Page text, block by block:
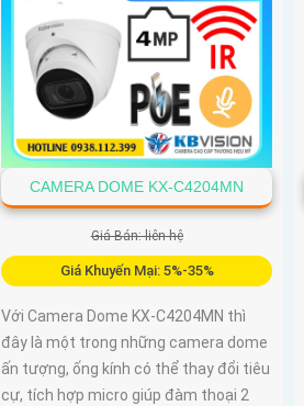
CAMERA DOME KX-C4204MN
Giá Bán: liên hệ
Giá Khuyến Mại: 5%-35%
Với Camera Dome KX-C4204MN thì
đây là một trong những camera dome
ấn tượng, ống kính có thể thay đổi tiêu
cự, tích hợp micro giúp đàm thoại 2